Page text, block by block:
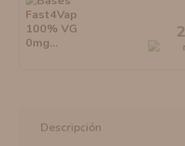
2
Descripción